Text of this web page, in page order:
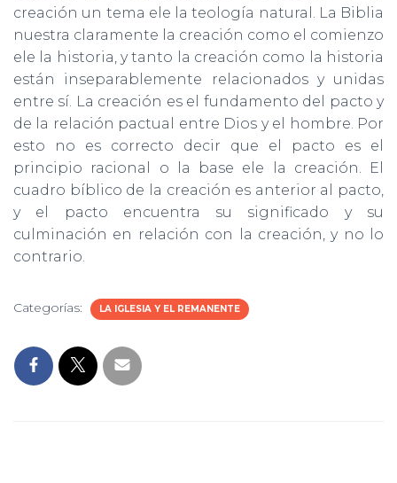
creación un tema ele la teología natural. La Biblia
nuestra claramente la creación como el comienzo
ele la historia, y tanto la creación como la historia
están inseparablemente relacionados y unidas
entre sí. La creación es el fundamento del pacto y
de la relación pactual entre Dios y el hombre. Por
esto no es correcto decir que el pacto es el
principio racional o la base ele la creación. El
cuadro bíblico de la creación es anterior al pacto,
y el pacto encuentra su significado y su
culminación en relación con la creación, y no lo
contrario.
Categorías: LA IGLESIA Y EL REMANENTE